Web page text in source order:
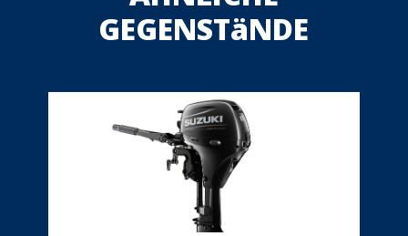
GEGENSTäNDE